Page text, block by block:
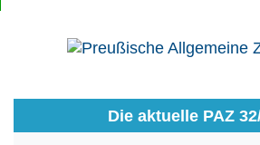
Die aktuelle PAZ